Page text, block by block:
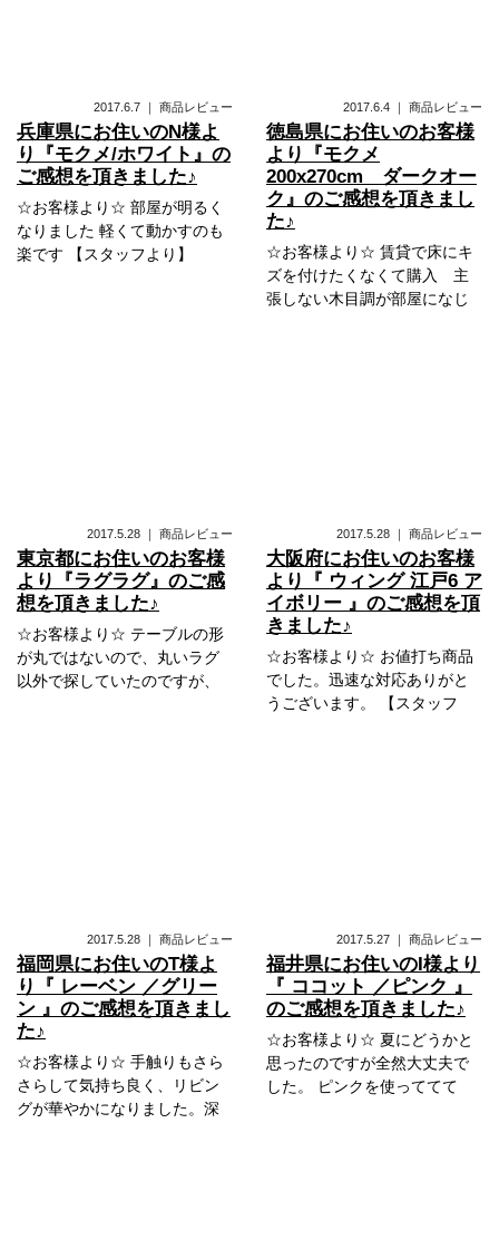
2017.6.7 ｜ 商品レビュー
兵庫県にお住いのN様よ
り『モクメ/ホワイト』の
ご感想を頂きました♪
☆お客様より☆ 部屋が明るく
なりました 軽くて動かすのも
楽です 【スタッフより】
2017.6.4 ｜ 商品レビュー
徳島県にお住いのお客様
より『モクメ
200x270cm ダークオー
ク』のご感想を頂きまし
た♪
☆お客様より☆ 賃貸で床にキ
ズを付けたくなくて購入 主
張しない木目調が部屋になじ
2017.5.28 ｜ 商品レビュー
東京都にお住いのお客様
より『ラグラグ』のご感
想を頂きました♪
☆お客様より☆ テーブルの形
が丸ではないので、丸いラグ
以外で探していたのですが、
2017.5.28 ｜ 商品レビュー
大阪府にお住いのお客様
より『 ウィング 江戸6 ア
イボリー 』のご感想を頂
きました♪
☆お客様より☆ お値打ち商品
でした。迅速な対応ありがと
うございます。 【スタッフ
2017.5.28 ｜ 商品レビュー
福岡県にお住いのT様よ
り『 レーベン ／グリー
ン 』のご感想を頂きまし
た♪
☆お客様より☆ 手触りもさら
さらして気持ち良く、リビン
グが華やかになりました。深
2017.5.27 ｜ 商品レビュー
福井県にお住いのI様より
『 ココット ／ピンク 』
のご感想を頂きました♪
☆お客様より☆ 夏にどうかと
思ったのですが全然大丈夫で
した。 ピンクを使っててて